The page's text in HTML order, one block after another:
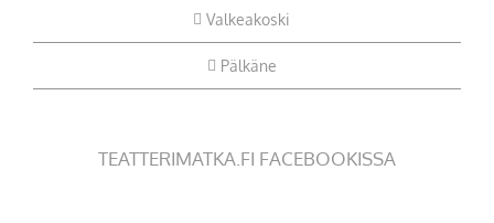
Valkeakoski
Pälkäne
TEATTERIMATKA.FI FACEBOOKISSA